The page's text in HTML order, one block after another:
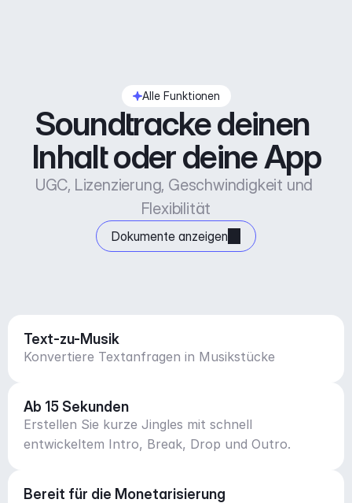
Alle Funktionen
Soundtracke deinen
Inhalt oder deine App
UGC, Lizenzierung, Geschwindigkeit und
Flexibilität
Dokumente anzeigen
Text-zu-Musik
Konvertiere Textanfragen in Musikstücke
Ab 15 Sekunden
Erstellen Sie kurze Jingles mit schnell
entwickeltem Intro, Break, Drop und Outro.
Bereit für die Monetarisierung